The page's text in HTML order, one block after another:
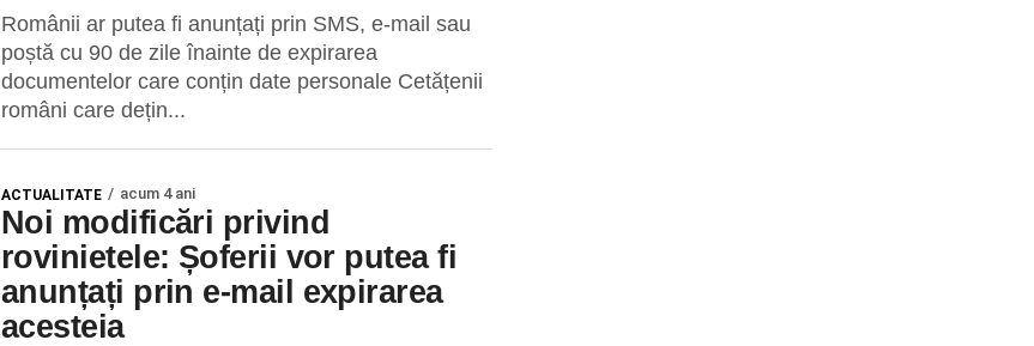
Românii ar putea fi anunțați prin SMS, e-mail sau
poștă cu 90 de zile înainte de expirarea
documentelor care conțin date personale Cetățenii
români care dețin...
ACTUALITATE acum 4 ani
Noi modificări privind
rovinietele: Șoferii vor putea fi
anunțați prin e-mail expirarea
acesteia